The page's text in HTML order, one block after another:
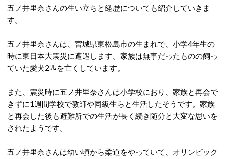
五ノ井里奈さんの生い立ちと経歴についても紹介していきま
す。
五ノ井里奈さんは、宮城県東松島市の生まれで、小学4年生の
時に東日本大震災に遭遇します。家族は無事だったものの飼っ
ていた愛犬2匹を亡くしています。
また、震災時に五ノ井里奈さんは小学校におり、家族と再会で
きずに1週間学校で教師や同級生らと生活したそうです。家族
と再会した後も避難所での生活が長く続き随分と大変な思いを
されたようです。
五ノ井里奈さんは幼い頃から柔道をやっていて、オリンピック